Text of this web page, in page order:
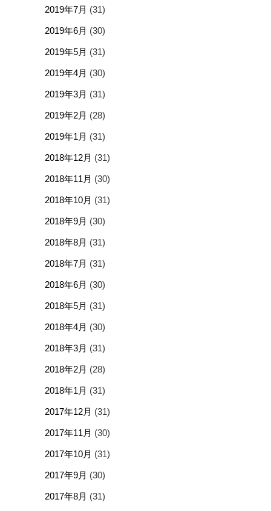
2019年7月 (31)
2019年6月 (30)
2019年5月 (31)
2019年4月 (30)
2019年3月 (31)
2019年2月 (28)
2019年1月 (31)
2018年12月 (31)
2018年11月 (30)
2018年10月 (31)
2018年9月 (30)
2018年8月 (31)
2018年7月 (31)
2018年6月 (30)
2018年5月 (31)
2018年4月 (30)
2018年3月 (31)
2018年2月 (28)
2018年1月 (31)
2017年12月 (31)
2017年11月 (30)
2017年10月 (31)
2017年9月 (30)
2017年8月 (31)